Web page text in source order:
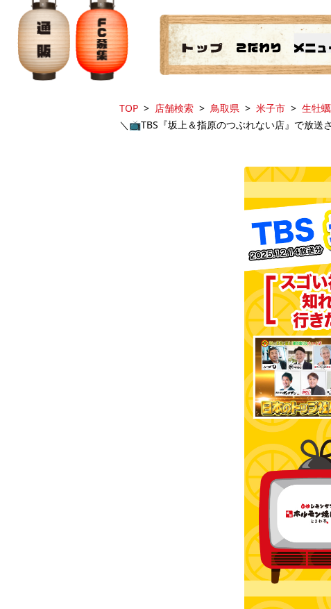
TOP 店舗検索 鳥取県 米子市 生牡
＼📺️TBS『坂上＆指原のつぶれない店』で放送